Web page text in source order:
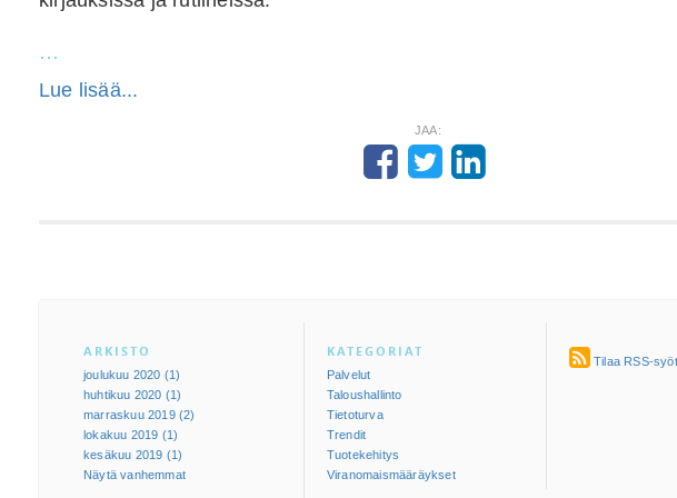
...
Lue lisää...
JAA:
ARKISTO
joulukuu 2020 (1)
huhtikuu 2020 (1)
marraskuu 2019 (2)
lokakuu 2019 (1)
kesäkuu 2019 (1)
Näytä vanhemmat
KATEGORIAT
Palvelut
Taloushallinto
Tietoturva
Trendit
Tuotekehitys
Viranomaismääräykset
Tilaa RSS-